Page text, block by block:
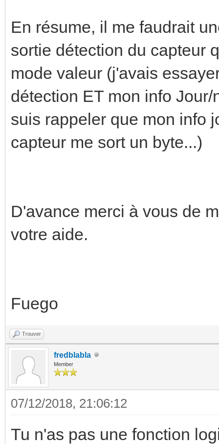
En résume, il me faudrait
sortie détection du capteur
mode valeur (j'avais
détection ET mon info
suis rappeler que mon info
capteur me sort un byte...)
D'avance merci à vous de
votre aide.
Fuego
Trouver
fredblabla
Member
07/12/2018, 21:06:12
Tu n'as pas une fonction